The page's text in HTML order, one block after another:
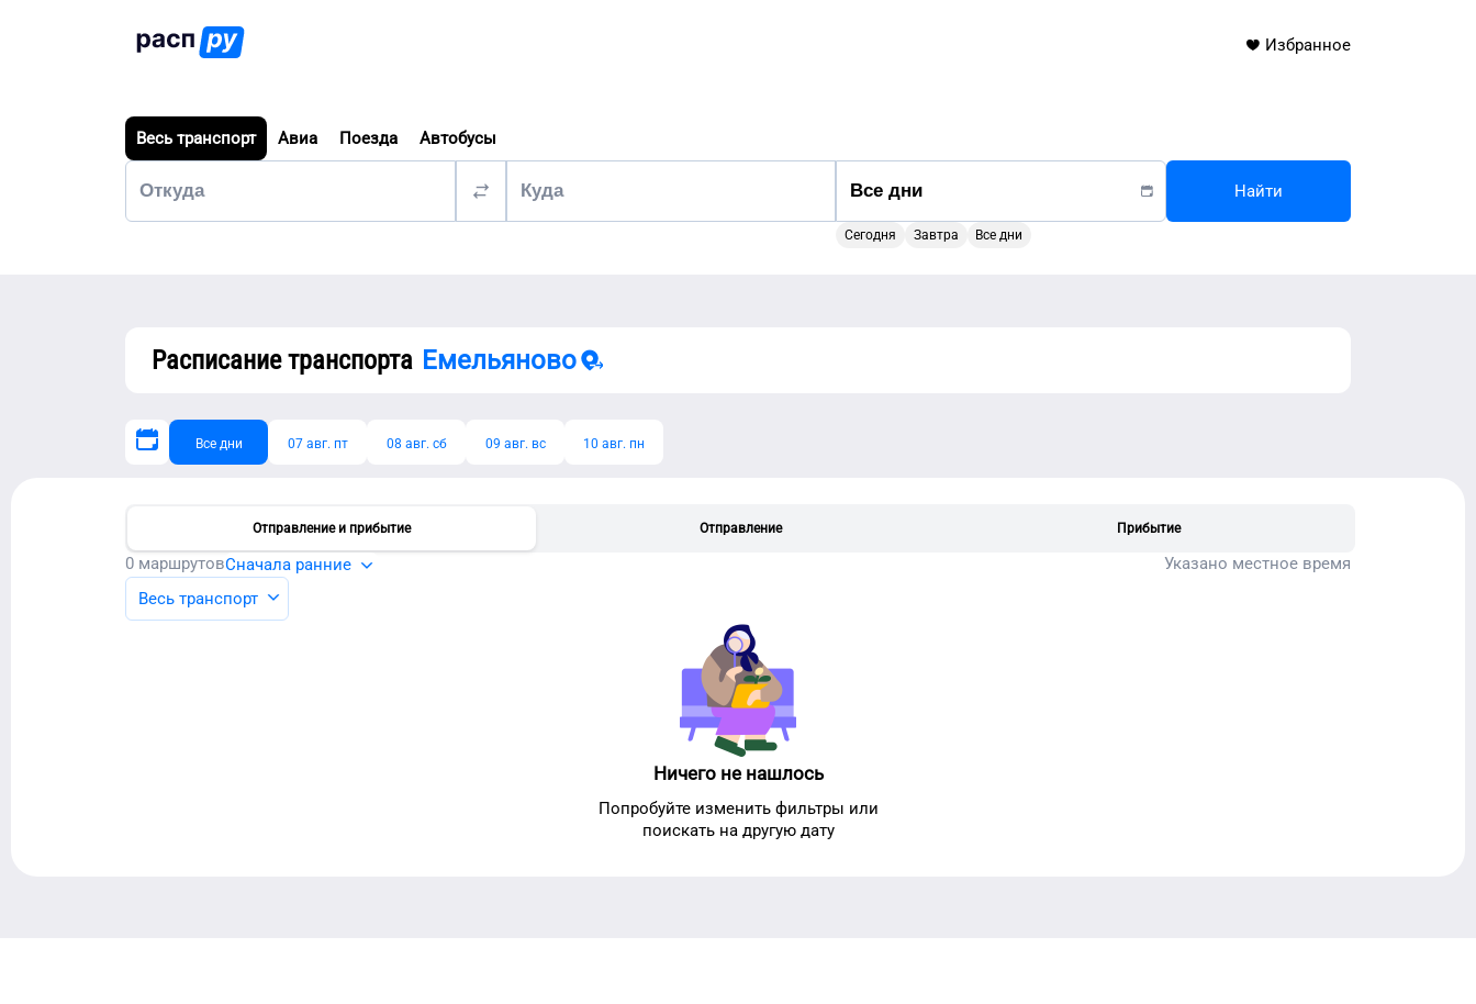
Избранное
Весь транспорт Авиа Поезда Автобусы
Сегодня Завтра Все дни
Найти
Расписание транспорта Емельяново
Все дни 07 авг. пт 08 авг. сб 09 авг. вс 10 авг. пн
Отправление и прибытие Отправление Прибытие
0 маршрутовСначала ранние
Указано местное время
Весь транспорт
Ничего не нашлось
Попробуйте изменить фильтры или
поискать на другую дату